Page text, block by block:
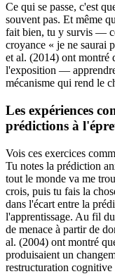
Ce qui se passe, c'est
souvent pas. Et même
fait bien, tu y survis —
croyance « je ne saurai
et al. (2014) ont montré
l'exposition —
mécanisme qui rend le
Les expériences
prédictions à
Vois ces exercices
Tu notes la prédiction
tout le monde va me
crois, puis tu fais la
dans l'écart entre la
l'apprentissage. Au fil
de menace à partir de
al. (2004) ont montré
produisaient un
restructuration cognitive